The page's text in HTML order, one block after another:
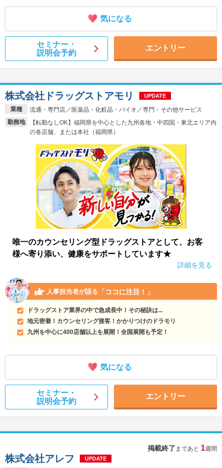
気になる
セミナー・
説明会予約
エントリー
業種
流通・専門店／医薬品・化粧品・バイオ／専門・その他サービス
勤務地
【転勤なしOK】福岡県を中心とした九州各地・中四国・東北エリア内
の各店舗、または本社（福岡県）
株式会社ドラッグストアモリ UPDATE
唯一のカウンセリング型ドラッグストアとして、お客
様へ寄り添い、健康をサポートしています★
詳細を見る
人事担当者が語る 「ココに注目！」
ドラッグストア業界の中で急成長中！その秘訣は...
地元密着！カウンセリング接客！かかりつけのドラモリ
九州を中心に400店舗以上を展開！全国展開も予定！
気になる
セミナー・
説明会予約
エントリー
掲載終了 まであと 1週間
株式会社アレフ UPDATE